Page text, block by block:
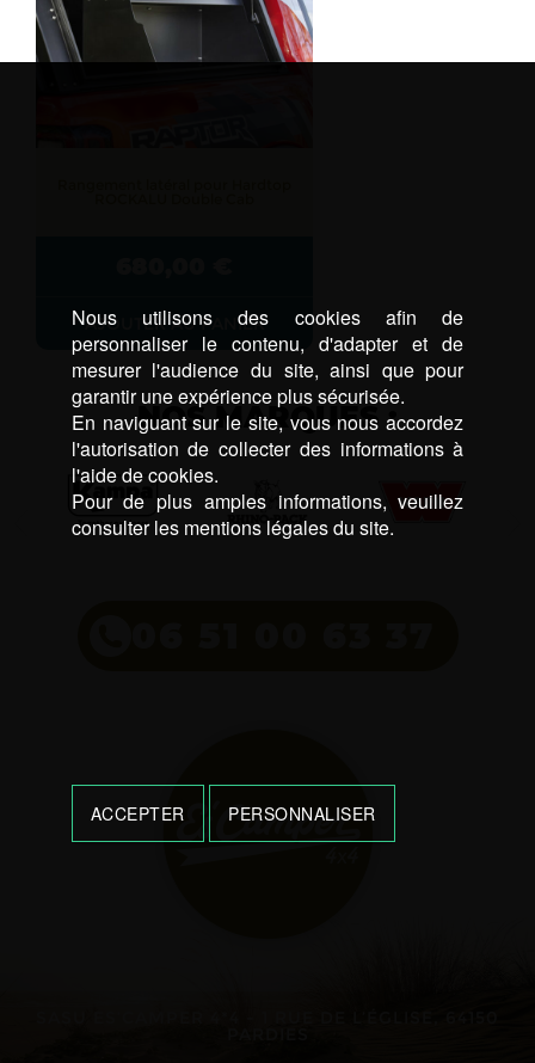
AJOUTER AU PANIER
NOS MARQUES :
Nous utilisons des cookies afin de
personnaliser le contenu, d'adapter et de
mesurer l'audience du site, ainsi que pour
garantir une expérience plus sécurisée.
En naviguant sur le site, vous nous accordez
l'autorisation de collecter des informations à
l'aide de cookies.
Pour de plus amples informations, veuillez
consulter les mentions légales du site.
ACCEPTER PERSONNALISER